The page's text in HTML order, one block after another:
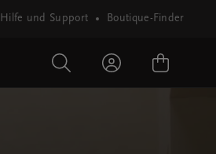
Hilfe und Support Boutique-Finder